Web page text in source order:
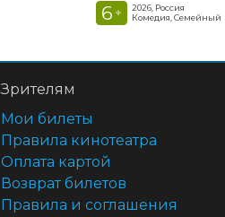
6 +
2026, Россия
Комедия, Семейный
Зрителям
Мои билеты
Правила кинотеатра
Оплата картой
Возврат билетов
Правила и соглашения